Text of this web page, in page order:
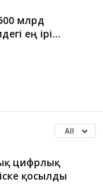
млрд
ең ірі...
All
цифрлық
қосылды